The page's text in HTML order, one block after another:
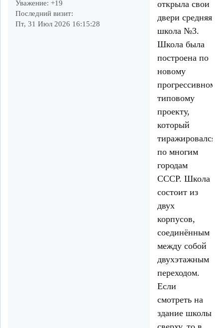
Уважение: +19
Последний визит:
Пт, 31 Июл 2026 16:15:28
открыла свои
двери средняя
школа №3.
Школа была
построена по
новому
прогрессивному
типовому
проекту,
который
тиражировался
по многим
городам
СССР. Школа
состоит из
двух
корпусов,
соединённым
между собой
двухэтажным
переходом.
Если
смотреть на
здание школы